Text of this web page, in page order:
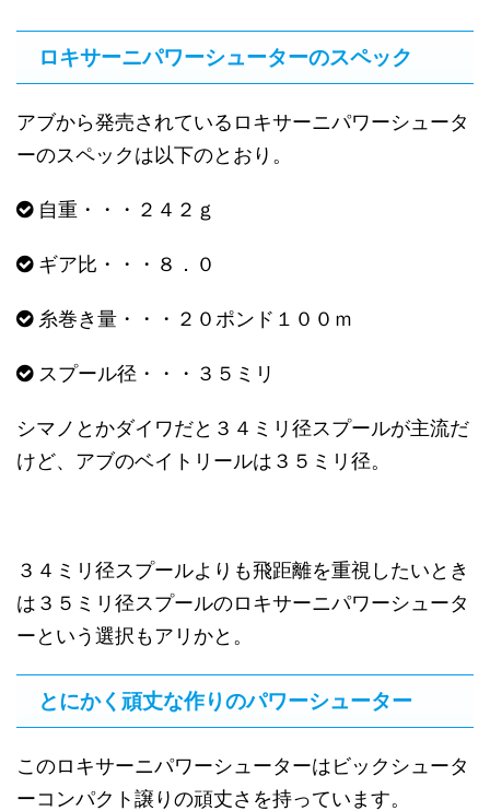
ロキサーニパワーシューターのスペック
アブから発売されているロキサーニパワーシュータ
ーのスペックは以下のとおり。
自重・・・２４２ｇ
ギア比・・・８．０
糸巻き量・・・２０ポンド１００ｍ
スプール径・・・３５ミリ
シマノとかダイワだと３４ミリ径スプールが主流だ
けど、アブのベイトリールは３５ミリ径。
３４ミリ径スプールよりも飛距離を重視したいとき
は３５ミリ径スプールのロキサーニパワーシュータ
ーという選択もアリかと。
とにかく頑丈な作りのパワーシューター
このロキサーニパワーシューターはビックシュータ
ーコンパクト譲りの頑丈さを持っています。